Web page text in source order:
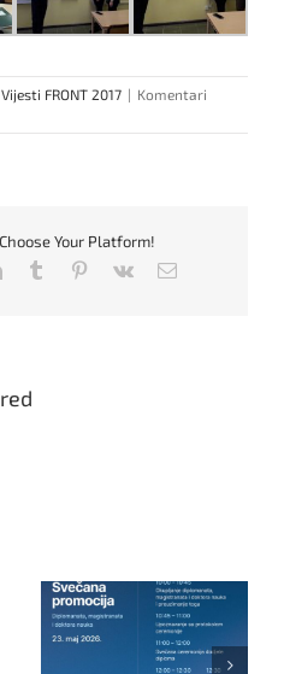
Vijesti FRONT 2017 | Komentari
Your Platform!
LinkedInTumblr Pinterest
Vk Email
Neradni dani povodom